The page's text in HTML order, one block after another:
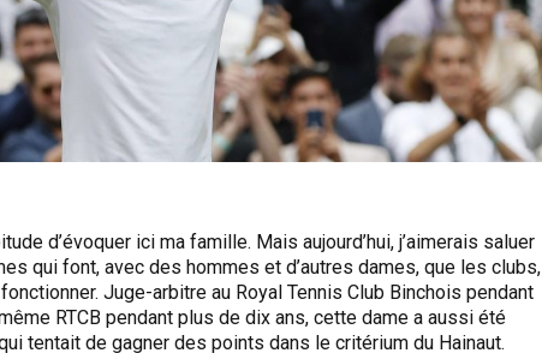
d’évoquer ici ma famille. Mais aujourd’hui, j’aimerais saluer
qui font, avec des hommes et d’autres dames, que les clubs,
Juge-arbitre au Royal Tennis Club Binchois pendant
RTCB pendant plus de dix ans, cette dame a aussi été
tentait de gagner des points dans le critérium du Hainaut.